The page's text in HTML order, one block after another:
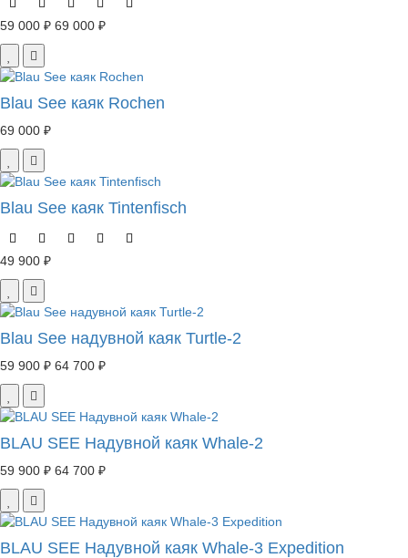
59 000 ₽ 69 000 ₽
Blau See каяк Rochen
69 000 ₽
Blau See каяк Tintenfisch
49 900 ₽
Blau See надувной каяк Turtle-2
59 900 ₽ 64 700 ₽
BLAU SEE Надувной каяк Whale-2
59 900 ₽ 64 700 ₽
BLAU SEE Надувной каяк Whale-3 Expedition